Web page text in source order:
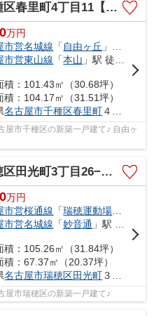
【仲介手数料無料】新築一戸建て 2号棟
万円
市営名城線 「 自由ヶ丘 」駅 徒歩9分
市営東山線 「本山 」駅 徒歩10分
積：101.43㎡（30.68坪）
積：104.17㎡（31.51坪）
名古屋市千種区春里町４丁目11
千種区の新築一戸建て♪ 自由ヶ
【仲介手数料無料】新築一戸建て
万円
市営桜通線 「瑞穂運動場西
市営名城線 「妙音通 」駅 徒歩13分
積：105.26㎡（31.84坪）
積：67.37㎡（20.37坪）
名古屋市瑞穂区田光町３丁目26−1
瑞穂区の新築一戸建て♪